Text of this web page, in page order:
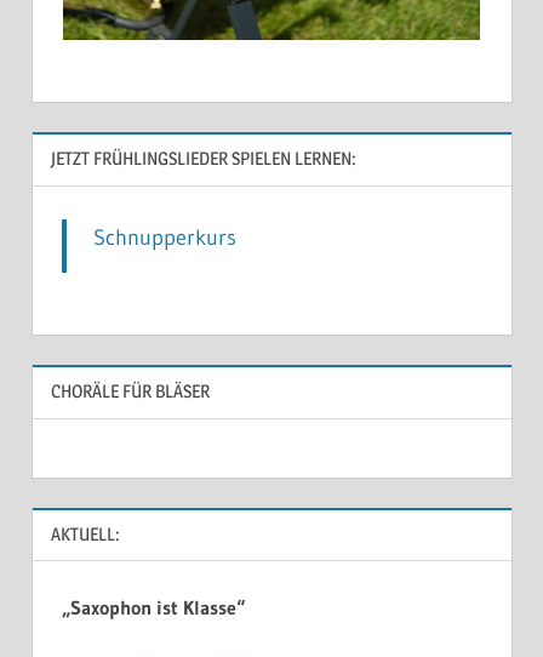
JETZT FRÜHLINGSLIEDER SPIELEN LERNEN:
Schnupperkurs
CHORÄLE FÜR BLÄSER
AKTUELL:
„Saxophon ist Klasse“